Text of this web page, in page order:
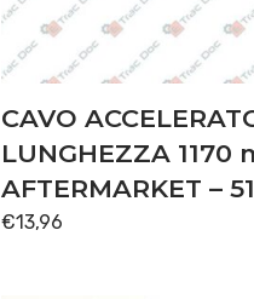
CAVO
LUNGHEZZA 1170
AFTERMARKET –
€13,96